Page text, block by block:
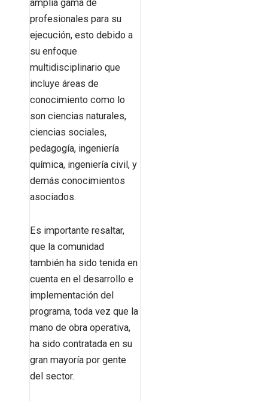
amplia gama de
profesionales para su
ejecución, esto debido a
su enfoque
multidisciplinario que
incluye áreas de
conocimiento como lo
son ciencias naturales,
ciencias sociales,
pedagogía, ingeniería
química, ingeniería civil, y
demás conocimientos
asociados.
Es importante resaltar,
que la comunidad
también ha sido tenida en
cuenta en el desarrollo e
implementación del
programa, toda vez que la
mano de obra operativa,
ha sido contratada en su
gran mayoría por gente
del sector.